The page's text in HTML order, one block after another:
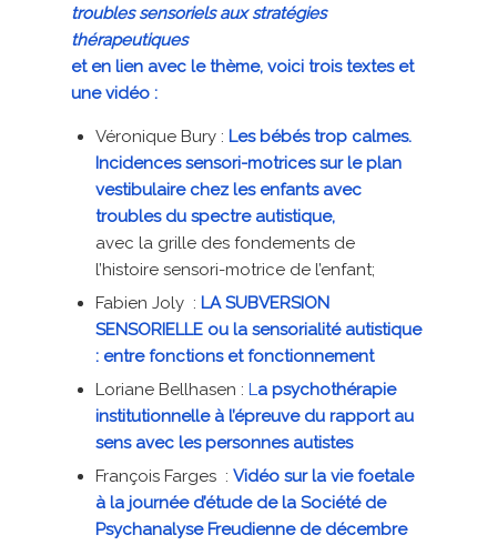
troubles sensoriels aux stratégies
thérapeutiques
et en lien avec le thème, voici trois textes et
une vidéo :
Véronique Bury : Les bébés trop calmes.
Incidences sensori-motrices sur le plan
vestibulaire chez les enfants avec
troubles du spectre autistique,
avec la grille des fondements de
l’histoire sensori-motrice de l’enfant;
Fabien Joly : LA SUBVERSION
SENSORIELLE ou la sensorialité autistique
: entre fonctions et fonctionnement
Loriane Bellhasen : La psychothérapie
institutionnelle à l’épreuve du rapport au
sens avec les personnes autistes
François Farges : Vidéo sur la vie foetale
à la journée d’étude de la Société de
Psychanalyse Freudienne de décembre